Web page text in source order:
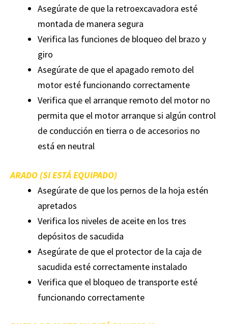
Asegúrate de que la retroexcavadora esté
montada de manera segura
Verifica las funciones de bloqueo del brazo y
giro
Asegúrate de que el apagado remoto del
motor esté funcionando correctamente
Verifica que el arranque remoto del motor no
permita que el motor arranque si algún control
de conducción en tierra o de accesorios no
está en neutral
ARADO (SI ESTÁ EQUIPADO)
Asegúrate de que los pernos de la hoja estén
apretados
Verifica los niveles de aceite en los tres
depósitos de sacudida
Asegúrate de que el protector de la caja de
sacudida esté correctamente instalado
Verifica que el bloqueo de transporte esté
funcionando correctamente